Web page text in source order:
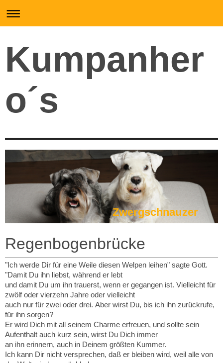
Kumpanher
o´s
Zwergschnauzer
Regenbogenbrücke
"Ich werde Dir für eine Weile diesen Welpen leihen" sagte Gott.
"Damit Du ihn liebst, während er lebt
und damit Du um ihn trauerst, wenn er gegangen ist. Vielleicht für
zwölf oder vierzehn Jahre oder vielleicht
auch nur für zwei oder drei. Aber wirst Du, bis ich ihn zurückrufe,
für ihn sorgen?
Er wird Dich mit all seinem Charme erfreuen, und sollte sein
Aufenthalt auch kurz sein, wirst Du Dich immer
an ihn erinnern, auch in Deinem größten Kummer.
Ich kann Dir nicht versprechen, daß er bleiben wird, weil alle von